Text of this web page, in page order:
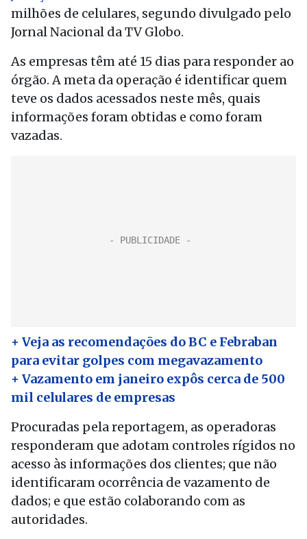
milhões de celulares, segundo divulgado pelo
Jornal Nacional da TV Globo.
As empresas têm até 15 dias para responder ao
órgão. A meta da operação é identificar quem
teve os dados acessados neste mês, quais
informações foram obtidas e como foram
vazadas.
+ Veja as recomendações do BC e Febraban
para evitar golpes com megavazamento
+ Vazamento em janeiro expôs cerca de 500
mil celulares de empresas
Procuradas pela reportagem, as operadoras
responderam que adotam controles rígidos no
acesso às informações dos clientes; que não
identificaram ocorrência de vazamento de
dados; e que estão colaborando com as
autoridades.